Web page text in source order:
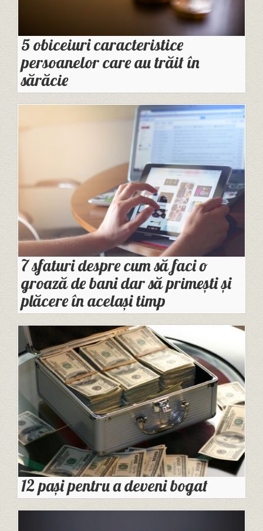
5 obiceiuri caracteristice
persoanelor care au trăit în
sărăcie
7 sfaturi despre cum să faci o
groază de bani dar să primești și
plăcere în același timp
12 pași pentru a deveni bogat